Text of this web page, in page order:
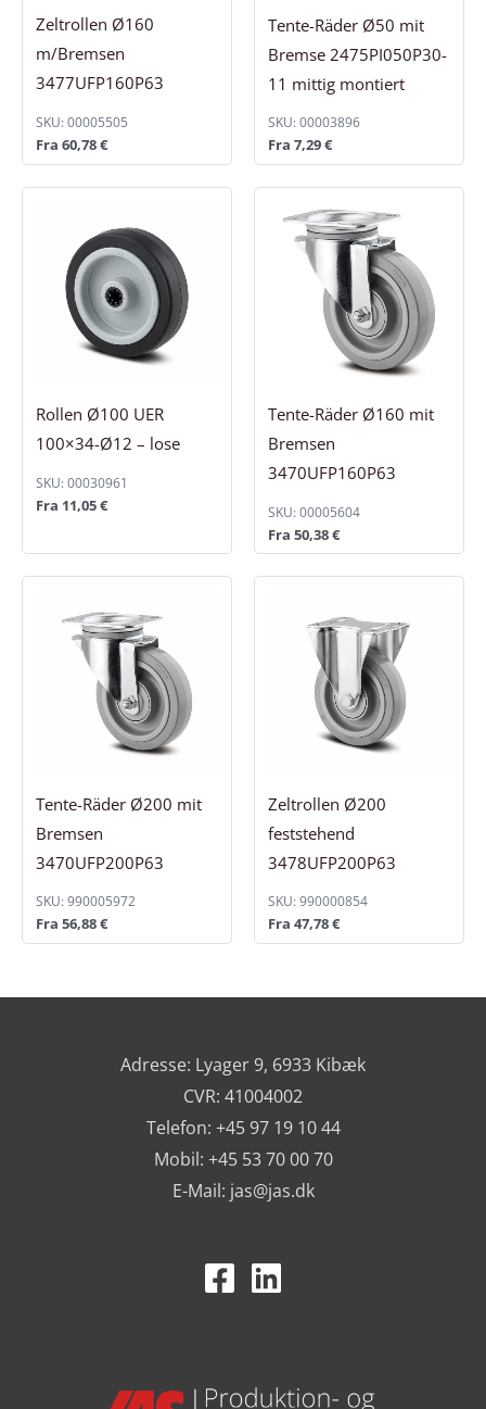
Zeltrollen Ø160
m/Bremsen
3477UFP160P63
SKU: 00005505
Fra 60,78€
Tente-Räder Ø50 mit
Bremse 2475PI050P30-
11 mittig montiert
SKU: 00003896
Fra 7,29€
Rollen Ø100 UER
100×34-Ø12 – lose
SKU: 00030961
Fra 11,05€
Tente-Räder Ø160 mit
Bremsen
3470UFP160P63
SKU: 00005604
Fra 50,38€
Tente-Räder Ø200 mit
Bremsen
3470UFP200P63
SKU: 990005972
Fra 56,88€
Zeltrollen Ø200
feststehend
3478UFP200P63
SKU: 990000854
Fra 47,78€
Adresse: Lyager 9, 6933 Kibæk
CVR: 41004002
Telefon: +45 97 19 10 44
Mobil: +45 53 70 00 70
E-Mail: jas@jas.dk